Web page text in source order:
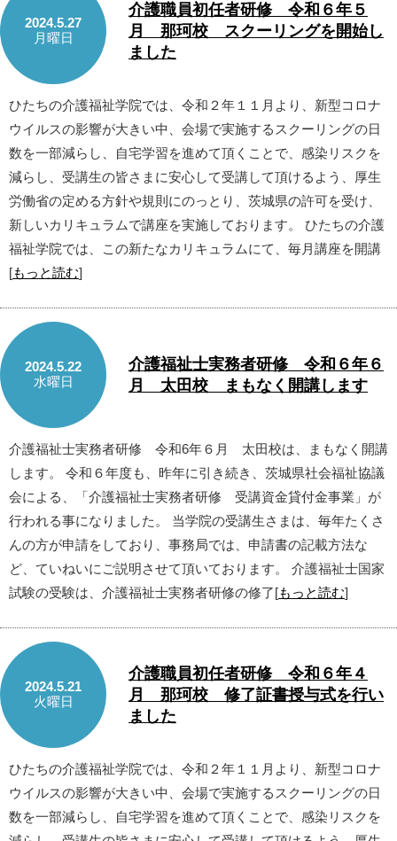
2024.5.27
月曜日
介護職員初任者研修 令和６年５
月 那珂校 スクーリングを開始し
ました
ひたちの介護福祉学院では、令和２年１１月より、新型コロナ
ウイルスの影響が大きい中、会場で実施するスクーリングの日
数を一部減らし、自宅学習を進めて頂くことで、感染リスクを
減らし、受講生の皆さまに安心して受講して頂けるよう、厚生
労働省の定める方針や規則にのっとり、茨城県の許可を受け、
新しいカリキュラムで講座を実施しております。 ひたちの介護
福祉学院では、この新たなカリキュラムにて、毎月講座を開講
[もっと読む]
2024.5.22
水曜日
介護福祉士実務者研修 令和６年６
月 太田校 まもなく開講します
介護福祉士実務者研修 令和6年６月 太田校は、まもなく開講
します。 令和６年度も、昨年に引き続き、茨城県社会福祉協議
会による、「介護福祉士実務者研修 受講資金貸付金事業」が
行われる事になりました。 当学院の受講生さまは、毎年たくさ
んの方が申請をしており、事務局では、申請書の記載方法な
ど、ていねいにご説明させて頂いております。 介護福祉士国家
試験の受験は、介護福祉士実務者研修の修了[もっと読む]
2024.5.21
火曜日
介護職員初任者研修 令和６年４
月 那珂校 修了証書授与式を行い
ました
ひたちの介護福祉学院では、令和２年１１月より、新型コロナ
ウイルスの影響が大きい中、会場で実施するスクーリングの日
数を一部減らし、自宅学習を進めて頂くことで、感染リスクを